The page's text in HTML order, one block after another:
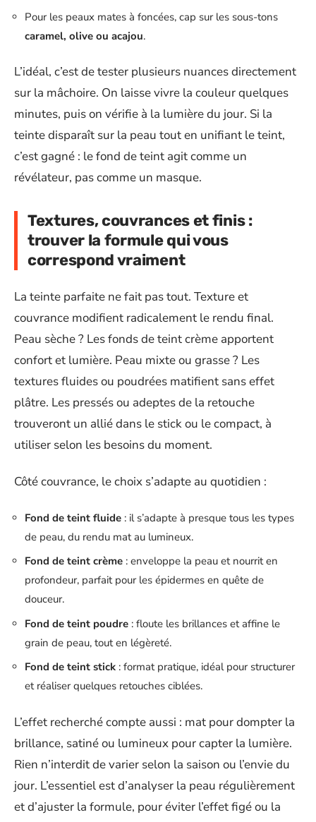
Pour les peaux mates à foncées, cap sur les sous-tons
caramel, olive ou acajou.
L’idéal, c’est de tester plusieurs nuances directement
sur la mâchoire. On laisse vivre la couleur quelques
minutes, puis on vérifie à la lumière du jour. Si la
teinte disparaît sur la peau tout en unifiant le teint,
c’est gagné : le fond de teint agit comme un
révélateur, pas comme un masque.
Textures, couvrances et finis :
trouver la formule qui vous
correspond vraiment
La teinte parfaite ne fait pas tout. Texture et
couvrance modifient radicalement le rendu final.
Peau sèche ? Les fonds de teint crème apportent
confort et lumière. Peau mixte ou grasse ? Les
textures fluides ou poudrées matifient sans effet
plâtre. Les pressés ou adeptes de la retouche
trouveront un allié dans le stick ou le compact, à
utiliser selon les besoins du moment.
Côté couvrance, le choix s’adapte au quotidien :
Fond de teint fluide : il s’adapte à presque tous les types
de peau, du rendu mat au lumineux.
Fond de teint crème : enveloppe la peau et nourrit en
profondeur, parfait pour les épidermes en quête de
douceur.
Fond de teint poudre : floute les brillances et affine le
grain de peau, tout en légèreté.
Fond de teint stick : format pratique, idéal pour structurer
et réaliser quelques retouches ciblées.
L’effet recherché compte aussi : mat pour dompter la
brillance, satiné ou lumineux pour capter la lumière.
Rien n’interdit de varier selon la saison ou l’envie du
jour. L’essentiel est d’analyser la peau régulièrement
et d’ajuster la formule, pour éviter l’effet figé ou la